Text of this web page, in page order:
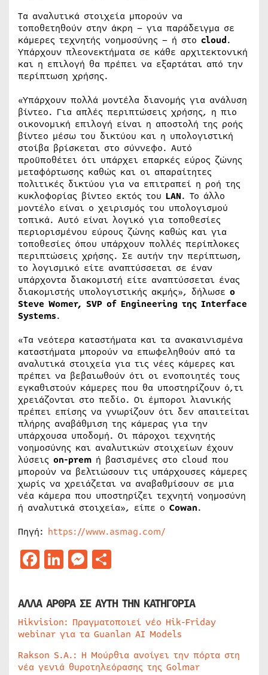
Τα αναλυτικά στοιχεία μπορούν να
τοποθετηθούν στην άκρη – για παράδειγμα σε
κάμερες τεχνητής νοημοσύνης – ή στο cloud.
Υπάρχουν πλεονεκτήματα σε κάθε αρχιτεκτονική
και η επιλογή θα πρέπει να εξαρτάται από την
περίπτωση χρήσης.
«Υπάρχουν πολλά μοντέλα διανομής για ανάλυση
βίντεο. Για απλές περιπτώσεις χρήσης, η πιο
οικονομική επιλογή είναι η αποστολή της ροής
βίντεο μέσω του δικτύου και η υπολογιστική
στοίβα βρίσκεται στο σύννεφο. Αυτό
προϋποθέτει ότι υπάρχει επαρκές εύρος ζώνης
μεταφόρτωσης καθώς και οι απαραίτητες
πολιτικές δικτύου για να επιτραπεί η ροή της
κυκλοφορίας βίντεο εκτός του LAN. Το άλλο
μοντέλο είναι ο χειρισμός του υπολογισμού
τοπικά. Αυτό είναι λογικό για τοποθεσίες
περιορισμένου εύρους ζώνης καθώς και για
τοποθεσίες όπου υπάρχουν πολλές περίπλοκες
περιπτώσεις χρήσης. Σε αυτήν την περίπτωση,
το λογισμικό είτε αναπτύσσεται σε έναν
υπάρχοντα διακομιστή είτε αναπτύσσεται ένας
διακομιστής υπολογιστικής ακμής», δήλωσε ο
Steve Womer, SVP of Engineering της Interface
Systems.
«Τα νεότερα καταστήματα και τα ανακαινισμένα
καταστήματα μπορούν να επωφεληθούν από τα
αναλυτικά στοιχεία για τις νέες κάμερες και
πρέπει να βεβαιωθούν ότι οι ενοποιητές τους
εγκαθιστούν κάμερες που θα υποστηρίζουν ό,τι
χρειάζονται στο πεδίο. Οι έμποροι λιανικής
πρέπει επίσης να γνωρίζουν ότι δεν απαιτείται
πλήρης αναβάθμιση της κάμερας για την
υπάρχουσα υποδομή. Οι πάροχοι τεχνητής
νοημοσύνης και αναλυτικών στοιχείων έχουν
λύσεις on-prem ή βασισμένες στο cloud που
μπορούν να βελτιώσουν τις υπάρχουσες κάμερες
χωρίς να χρειάζεται να αναβαθμίσουν σε μια
νέα κάμερα που υποστηρίζει τεχνητή νοημοσύνη
ή αναλυτικά στοιχεία», είπε ο Cowan.
Πηγή: https://www.asmag.com/
Facebook
LinkedIn
Messenger
ΑΛΛΑ ΑΡΘΡΑ ΣΕ ΑΥΤΗ ΤΗΝ ΚΑΤΗΓΟΡΙΑ
Hikvision: Πραγματοποιεί νέο Hik-Friday
webinar για τα Guanlan AI Models
Rakson S.A.: Η Μούρθια ανοίγει την πόρτα στη
νέα γενιά θυροτηλεόρασης της Golmar